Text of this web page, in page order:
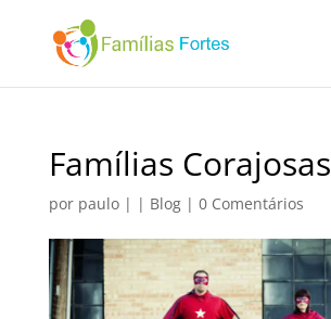
Famílias Corajosas
por paulo| | Blog| 0 Comentários